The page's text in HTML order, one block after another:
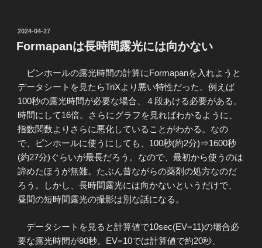
投
稿
日:
2024-04-27
Formapanは長時間露光には向かない
ピンホールの露光時間の計算にFormapanを入れようと
データシートを見たらTriXより悪い特性だった。例えば
100秒の露光時間が必要な場合、４段あける必要がある。
時間にして16倍。さらにグラフを見ればわかるように、
指数関数よりさらに悪化していることがわかる。なの
で、ピンホールに使うにしても、100秒(約2分)⇒1600秒
(約27分)ぐらいが最長だろう。なので、最初から使うのは
諦めたほうが無難。たぶん昔ながらの薬剤の処方なのだ
ろう。しかし、長時間露光には向かないというだけで、
昼間の短時間露光の撮影は別な話になる。
データシートを見ると計算値で10sec(EV=11)の場合必
要な露光時間が80秒。EV=10では計算値で約20秒、